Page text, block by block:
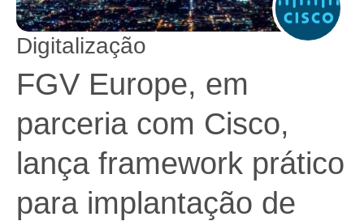
Digitalização
FGV Europe, em
parceria com Cisco,
lança framework prático
para implantação de